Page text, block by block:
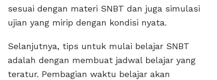
sesuai dengan materi SNBT dan juga simulasi
ujian yang mirip dengan kondisi nyata.
Selanjutnya, tips untuk mulai belajar SNBT
adalah dengan membuat jadwal belajar yang
teratur. Pembagian waktu belajar akan